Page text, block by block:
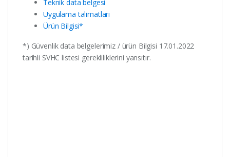
Teknik data belgesi
Uygulama talimatları
Ürün Bilgisi*
*) Güvenlik data belgelerimiz / ürün Bilgisi 17.01.2022
tarihli SVHC listesi gerekliliklerini yansıtır.